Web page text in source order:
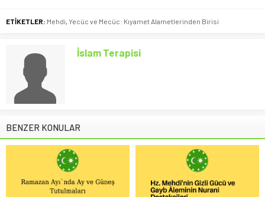
ETİKETLER: Mehdi Yecüc ve Mecüc: Kıyamet Alametlerinden Birisi
İslam Terapisi
BENZER KONULAR